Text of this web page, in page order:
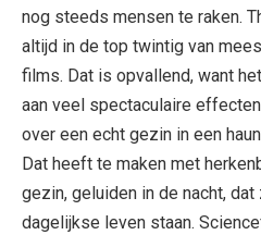
nog steeds mensen te raken.
altijd in de top twintig van
films. Dat is opvallend, want
aan veel spectaculaire
over een echt gezin in een
Dat heeft te maken met
gezin, geluiden in de nacht,
dagelijkse leven staan.